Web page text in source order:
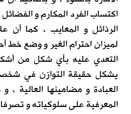
اكتساب الفرد المكارم و
الرذائل و المعايب ، كما أن
لميزان احترام الغير و وضع خط
التعدي عليه بأي شكل من
يشكل حقيقة التوازن في
العبادة و مضامينها العالية
المعرفية على سلوكياته و